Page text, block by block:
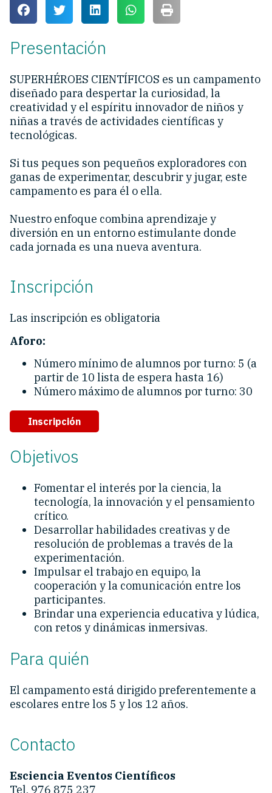
Presentación
SUPERHÉROES CIENTÍFICOS es un campamento
diseñado para despertar la curiosidad, la
creatividad y el espíritu innovador de niños y
niñas a través de actividades científicas y
tecnológicas.
Si tus peques son pequeños exploradores con
ganas de experimentar, descubrir y jugar, este
campamento es para él o ella.
Nuestro enfoque combina aprendizaje y
diversión en un entorno estimulante donde
cada jornada es una nueva aventura.
Inscripción
Las inscripción es obligatoria
Aforo:
Número mínimo de alumnos por turno: 5 (a
partir de 10 lista de espera hasta 16)
Número máximo de alumnos por turno: 30
Inscripción
Objetivos
Fomentar el interés por la ciencia, la
tecnología, la innovación y el pensamiento
crítico.
Desarrollar habilidades creativas y de
resolución de problemas a través de la
experimentación.
Impulsar el trabajo en equipo, la
cooperación y la comunicación entre los
participantes.
Brindar una experiencia educativa y lúdica,
con retos y dinámicas inmersivas.
Para quién
El campamento está dirigido preferentemente a
escolares entre los 5 y los 12 años.
Contacto
Esciencia Eventos Científicos
Tel. 976 875 237